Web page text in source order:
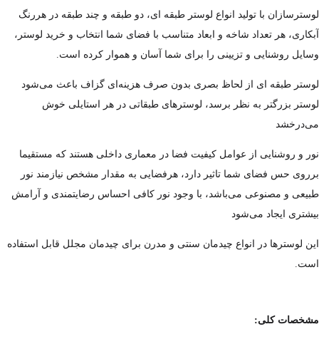
لوسترسازان با تولید انواع لوستر طبقه ای، دو طبقه و چند طبقه در هررنگ
آبکاری، هر تعداد شاخه و ابعاد متناسب با فضای شما انتخاب و خرید لوستر،
وسایل روشنایی و تزیینی را برای شما آسان و هموار کرده است.
لوستر طبقه ای از لحاظ بصری بدون صرف هزینه‌ای گزاف باعث می‌شود
لوستر بزرگتر به نظر برسد، لوسترهای طبقاتی در هر استایلی خوش
می‌درخشد
نور و روشنایی از عوامل کیفیت فضا در معماری داخلی هستند که مستقیما
برروی حس فضای شما تاثیر دارد، هرفضایی به مقدار مشخص نیازمند نور
طبیعی و مصنوعی می‌باشد، با وجود نور کافی احساس رضایتمندی و آرامش
بیشتری ایجاد می‌شود
این لوسترها در انواع چیدمان سنتی و مدرن برای چیدمان مجلل قابل استفاده
است.
مشخصات کلی: